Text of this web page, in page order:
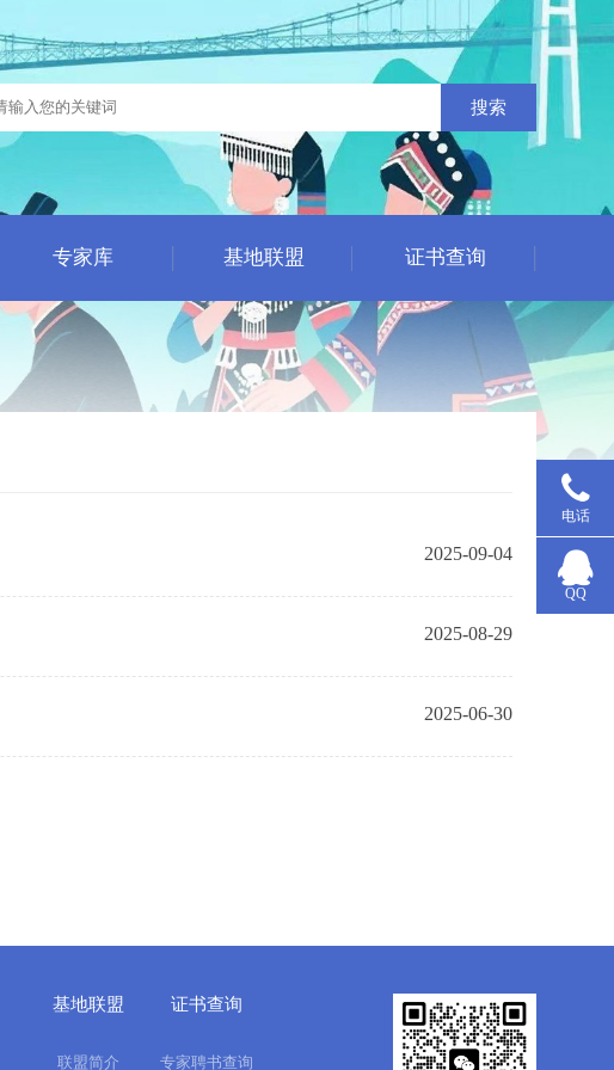
搜索
专家库 基地联盟 证书查询
2025-09-04
2025-08-29
2025-06-30
基地联盟
联盟简介
证书查询
专家聘书查询
电话
QQ